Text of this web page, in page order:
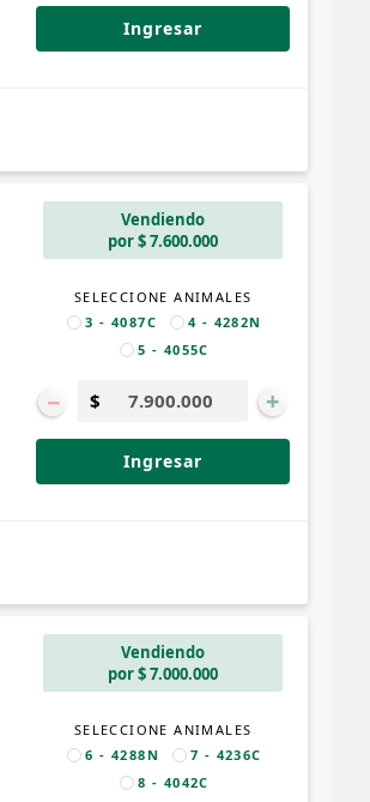
Ingresar
Vendiendo
por $ 7.600.000
SELECCIONE ANIMALES
3 - 4087C
4 - 4282N
5 - 4055C
− +
Ingresar
Vendiendo
por $ 7.000.000
SELECCIONE ANIMALES
6 - 4288N
7 - 4236C
8 - 4042C